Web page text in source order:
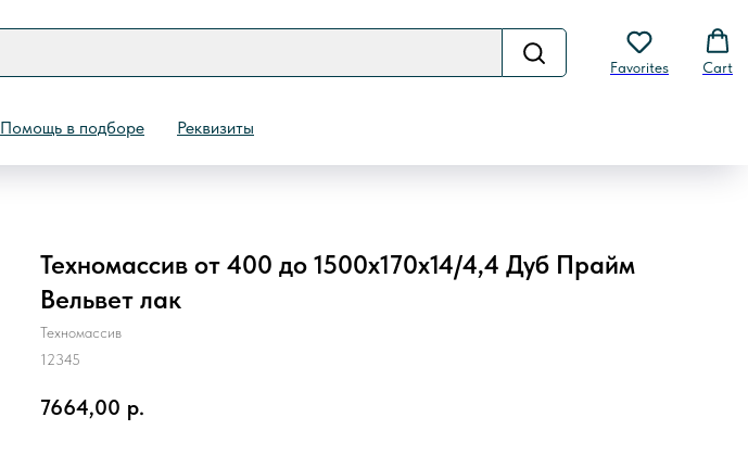
Favorites Cart
Помощь в подборе Реквизиты
НазадТехномассив от 400 до 1500х170х14/4,4 Дуб Прайм
Вельвет лак
Техномассив
12345
7664,00 р.